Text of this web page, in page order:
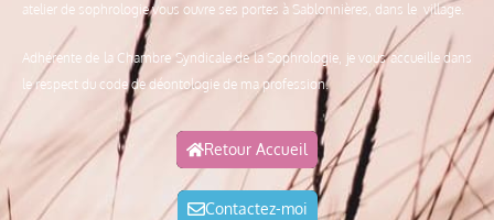
atelier de sophrologie vous ouvre ses portes à Sablonnières, dans le village.
Adhérente de la Chambre Syndicale de la Sophrologie, je vous accueille dans
le respect du code de déontologie de ma profession.
Retour Accueil
Contactez-moi